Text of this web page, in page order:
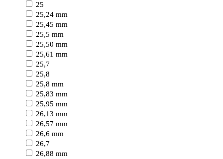
25
25,24 mm
25,45 mm
25,5 mm
25,50 mm
25,61 mm
25,7
25,8
25,8 mm
25,83 mm
25,95 mm
26,13 mm
26,57 mm
26,6 mm
26,7
26,88 mm